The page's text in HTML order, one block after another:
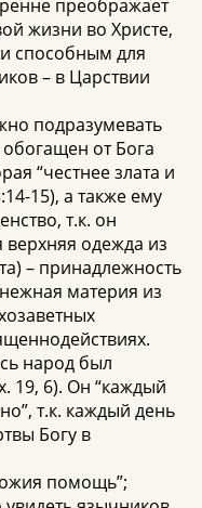
преображает
жизни во Христе,
способным для
– в Царствии
подразумевать
от Бога
“честнее злата и
15), а также ему
т.к. он
верхняя одежда из
– принадлежность
материя из
народ был
19, 6). Он “каждый
т.к. каждый день
Богу в
помощь”;